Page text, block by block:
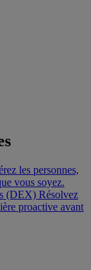
les personnes,
vous soyez.
(DEX) Résolvez
proactive avant